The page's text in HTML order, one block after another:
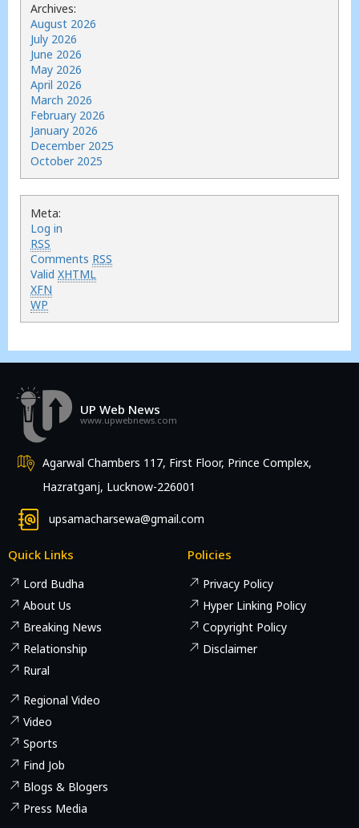
Archives:
August 2026
July 2026
June 2026
May 2026
April 2026
March 2026
February 2026
January 2026
December 2025
October 2025
Meta:
Log in
RSS
Comments RSS
Valid XHTML
XFN
WP
UP Web News
www.upwebnews.com
Agarwal Chambers 117, First Floor, Prince Complex,
Hazratganj, Lucknow-226001
upsamacharsewa@gmail.com
Quick Links
Lord Budha
About Us
Breaking News
Relationship
Rural
Regional Video
Video
Sports
Find Job
Blogs & Blogers
Press Media
Policies
Privacy Policy
Hyper Linking Policy
Copyright Policy
Disclaimer